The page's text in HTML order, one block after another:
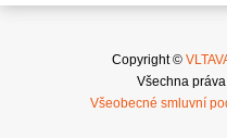
Copyright ©
Všechna práva
Všeobecné smluvní